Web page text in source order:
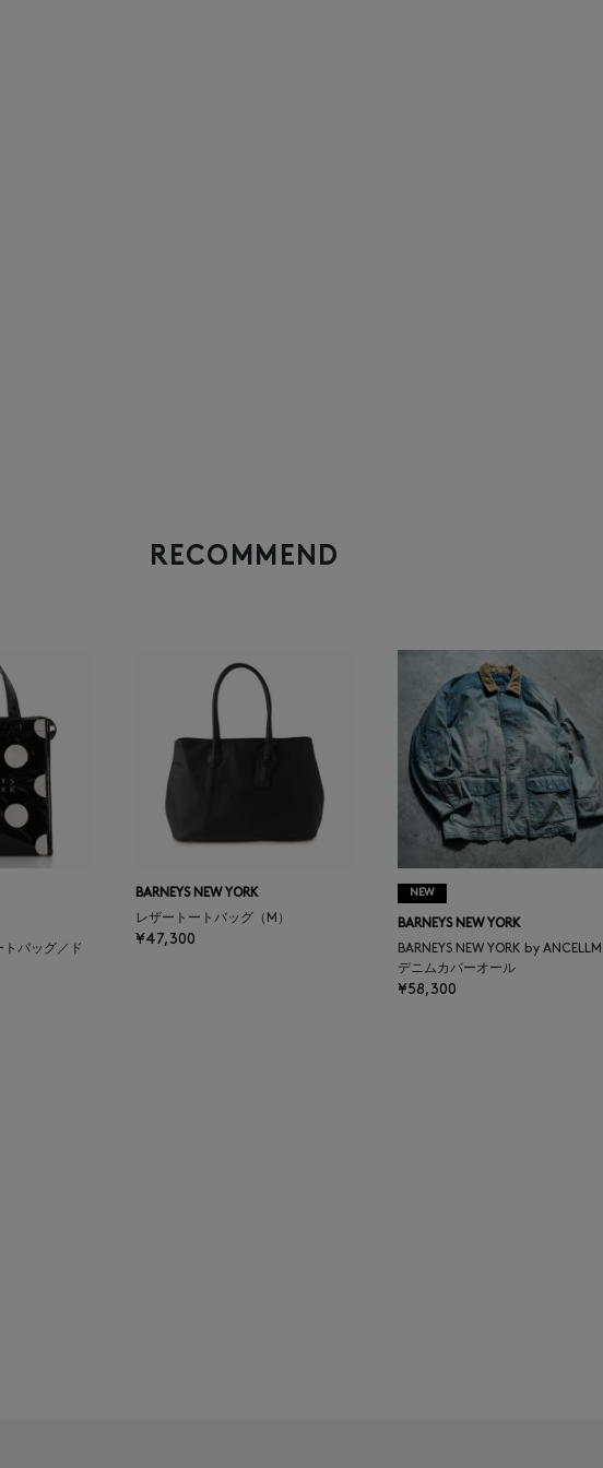
RECOMMEND
トバッグ／ド
BARNEYS NEW YORK
レザートートバッグ（M）
¥47,300
NEW
BARNEYS NEW YORK
BARNEYS NEW YORK by
デニムカバーオール
¥58,300